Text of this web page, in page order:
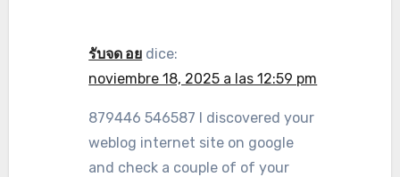
รับจด อย dice:
noviembre 18, 2025 a las 12:59 pm
879446 546587 I discovered your
weblog internet site on google
and check a couple of of your